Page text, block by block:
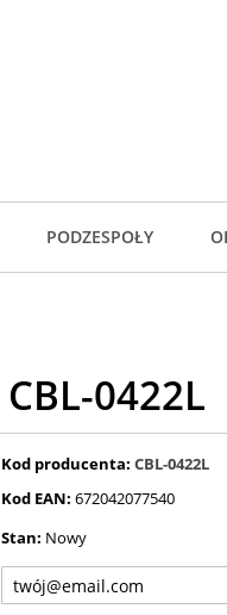
PODZESPOŁY
CBL-0422L
Kod producenta: CBL-0422L
Kod EAN: 672042077540
Stan: Nowy